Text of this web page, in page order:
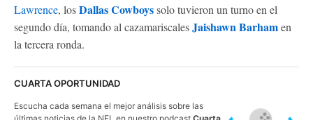
Lawrence, losDallas Cowboyssolo tuvieron un turno en el
segundo día, tomando al cazamariscalesJaishawn Barhamen
la tercera ronda.
CUARTA OPORTUNIDAD
Escucha cada semana el mejor análisis sobre las